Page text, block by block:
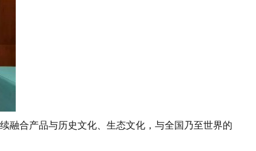
融合产品与历史文化、生态文化，与全国乃至世界的